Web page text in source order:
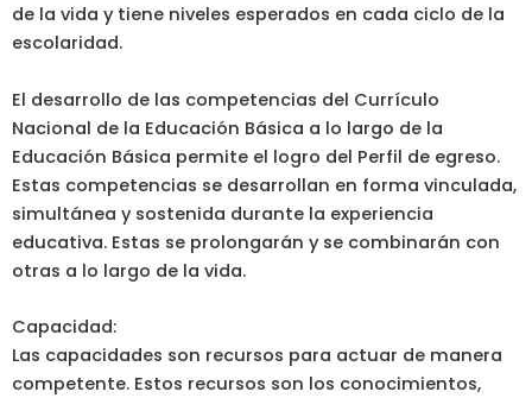
de la vida y tiene niveles esperados en cada ciclo de la
escolaridad.
El desarrollo de las competencias del Currículo
Nacional de la Educación Básica a lo largo de la
Educación Básica permite el logro del Perfil de egreso.
Estas competencias se desarrollan en forma vinculada,
simultánea y sostenida durante la experiencia
educativa. Estas se prolongarán y se combinarán con
otras a lo largo de la vida.
Capacidad:
Las capacidades son recursos para actuar de manera
competente. Estos recursos son los conocimientos,